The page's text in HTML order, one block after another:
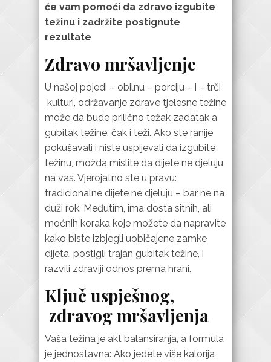
će vam pomoći da zdravo izgubite
težinu i zadržite postignute
rezultate
Zdravo mršavljenje
U našoj pojedi – obilnu – porciju – i – trči
kulturi, održavanje zdrave tjelesne težine
može da bude prilično težak zadatak a
gubitak težine, čak i teži. Ako ste ranije
pokušavali i niste uspijevali da izgubite
težinu, možda mislite da dijete ne djeluju
na vas. Vjerojatno ste u pravu:
tradicionalne dijete ne djeluju – bar ne na
duži rok. Međutim, ima dosta sitnih, ali
moćnih koraka koje možete da napravite
kako biste izbjegli uobičajene zamke
dijeta, postigli trajan gubitak težine, i
razvili zdraviji odnos prema hrani.
Ključ uspješnog,
zdravog mršavljenja
Vaša težina je akt balansiranja, a formula
je jednostavna: Ako jedete više kalorija